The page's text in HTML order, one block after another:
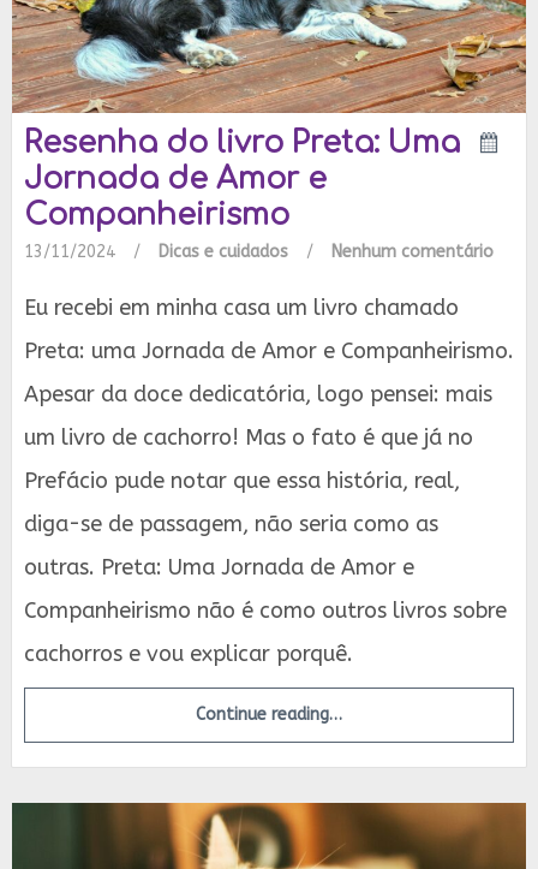
Resenha do livro Preta: Uma
Jornada de Amor e
Companheirismo
13/11/2024 / Dicas e cuidados / Nenhum comentário
Eu recebi em minha casa um livro chamado
Preta: uma Jornada de Amor e Companheirismo.
Apesar da doce dedicatória, logo pensei: mais
um livro de cachorro! Mas o fato é que já no
Prefácio pude notar que essa história, real,
diga-se de passagem, não seria como as
outras. Preta: Uma Jornada de Amor e
Companheirismo não é como outros livros sobre
cachorros e vou explicar porquê.
Continue reading…